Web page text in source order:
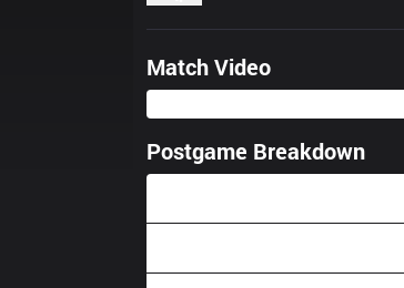
Match Video
Postgame Breakdown